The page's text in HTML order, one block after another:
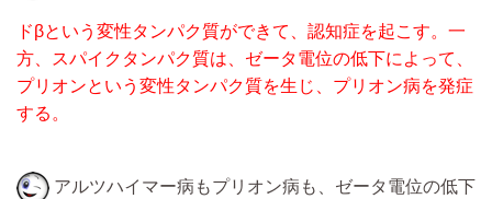
ドβという変性タンパク質ができて、認知症を起こす。一
方、スパイクタンパク質は、ゼータ電位の低下によって、
プリオンという変性タンパク質を生じ、プリオン病を発症
する。
アルツハイマー病もプリオン病も、ゼータ電位の低下